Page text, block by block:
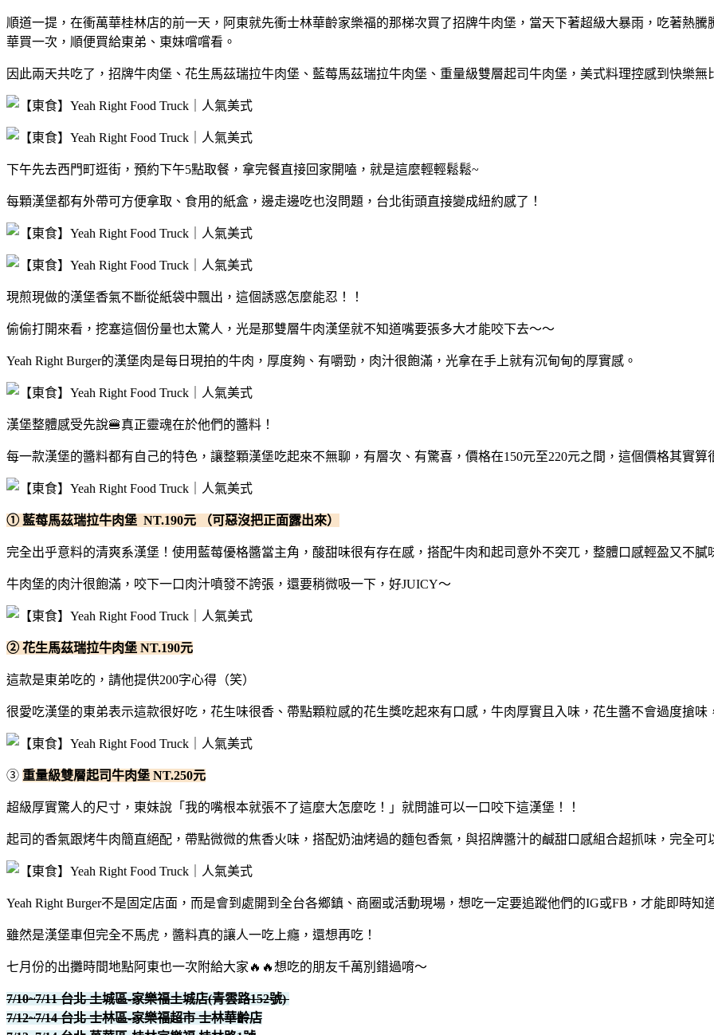
順道一提，在衝萬華桂林店的前一天，阿東就先衝士林華齡家樂福的那梯次買了招牌牛肉堡，當天下著超級大暴雨，吃著熱
華買一次，順便買給東弟、東妹嚐嚐看。
因此兩天共吃了，招牌牛肉堡、花生馬茲瑞拉牛肉堡、藍莓馬茲瑞拉牛肉堡、重量級雙層起司牛肉堡，美式料理控感到快樂無
下午先去西門町逛街，預約下午5點取餐，拿完餐直接回家開嗑，就是這麼輕輕鬆鬆~
每顆漢堡都有外帶可方便拿取、食用的紙盒，邊走邊吃也沒問題，台北街頭直接變成紐約感了！
現煎現做的漢堡香氣不斷從紙袋中飄出，這個誘惑怎麼能忍！！
偷偷打開來看，挖塞這個份量也太驚人，光是那雙層牛肉漢堡就不知道嘴要張多大才能咬下去～～
Yeah Right Burger的漢堡肉是每日現拍的牛肉，厚度夠、有嚼勁，肉汁很飽滿，光拿在手上就有沉甸甸的厚實感。
漢堡整體感受先說🍔真正靈魂在於他們的醬料！
每一款漢堡的醬料都有自己的特色，讓整顆漢堡吃起來不無聊，有層次、有驚喜，價格在150元至220元之間，這個價格其實算
① 藍莓馬茲瑞拉牛肉堡 NT.190元 （可惡沒把正面露出來）
完全出乎意料的清爽系漢堡！使用藍莓優格醬當主角，酸甜味很有存在感，搭配牛肉和起司意外不突兀，整體口感輕盈又不膩
牛肉堡的肉汁很飽滿，咬下一口肉汁噴發不誇張，還要稍微吸一下，好JUICY～
② 花生馬茲瑞拉牛肉堡 NT.190元
這款是東弟吃的，請他提供200字心得（笑）
很愛吃漢堡的東弟表示這款很好吃，花生味很香、帶點顆粒感的花生獎吃起來有口感，牛肉厚實且入味，花生醬不會過度搶味
③ 重量級雙層起司牛肉堡 NT.250元
超級厚實驚人的尺寸，東妹說「我的嘴根本就張不了這麼大怎麼吃！」就問誰可以一口咬下這漢堡！！
起司的香氣跟烤牛肉簡直絕配，帶點微微的焦香火味，搭配奶油烤過的麵包香氣，與招牌醬汁的鹹甜口感組合超抓味，完全可
Yeah Right Burger不是固定店面，而是會到處開到全台各鄉鎮、商圈或活動現場，想吃一定要追蹤他們的IG或FB，才能即時知
雖然是漢堡車但完全不馬虎，醬料真的讓人一吃上癮，還想再吃！
七月份的出攤時間地點阿東也一次附給大家️‍🔥️‍🔥想吃的朋友千萬別錯過唷～
7/10~7/11 台北 土城區-家樂福土城店(青雲路152號)
7/12~7/14 台北 士林區-家樂福超市 士林華齡店